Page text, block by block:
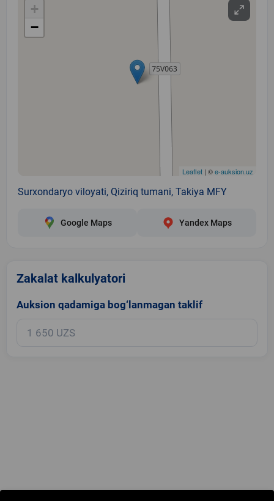
+
−
Leaflet | ©e-auksion.uz
Surxondaryo viloyati, Qiziriq tumani, Takiya MFY
Google Maps Yandex Maps
Zakalat kalkulyatori
Auksion qadamiga bog‘lanmagan taklif